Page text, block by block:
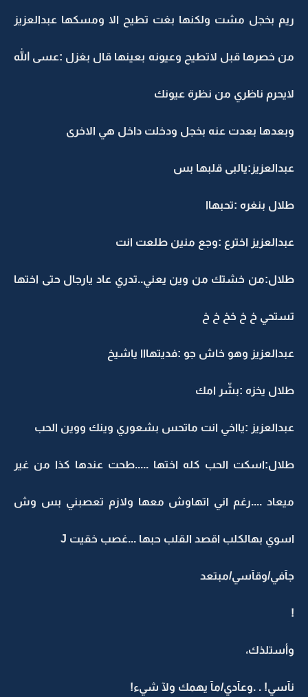
ريم بخجل مشت ولكنها بغت تطيح الا ومسكها عبدالعزيز
من خصرها قبل لاتطيح وعيونه بعينها قال بغزل :عسى الله
لايحرم ناظري من نظرة عيونك
وبعدها بعدت عنه بخجل ودخلت داخل هي الاخرى
عبدالعزيز:يالبى قلبها بس
طلال بنغره :تحبهاا
عبدالعزيز اخترع :وجع منين طلعت انت
طلال:من خشتك من وين يعني..تدري عاد يارجال حتى اختها
تستحي خ خ خخ خ خ
عبدالعزيز وهو خاش جو :فديتهااا ياشيخ
طلال يخزه :بشّر امك
عبدالعزيز :يااخي انت ماتحس بشعوري وينك ووين الحب
طلال:اسكت الحب كله اختها .....طحت عندها كذا من غير
ميعاد ....رغم اني اتهاوش معها ولازم تعصبني بس وش
اسوي بهالكلب اقصد القلب حبها ...غصب خقيت J
جآفي/وقآسي/مبتعد
!
وأستلذك،
نآسي! . .وعآدي/مآ يهمك ولآ شيء!